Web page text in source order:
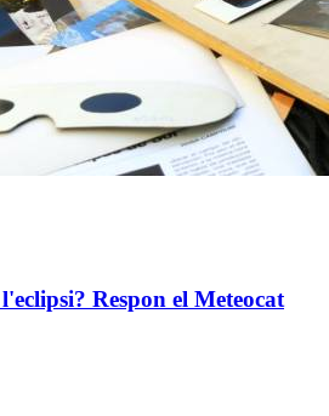
Respon el Meteocat